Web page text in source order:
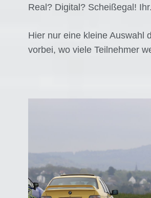
Real? Digital? Scheißegal!
Hier nur eine kleine Auswahl
vorbei, wo viele Teilnehmer